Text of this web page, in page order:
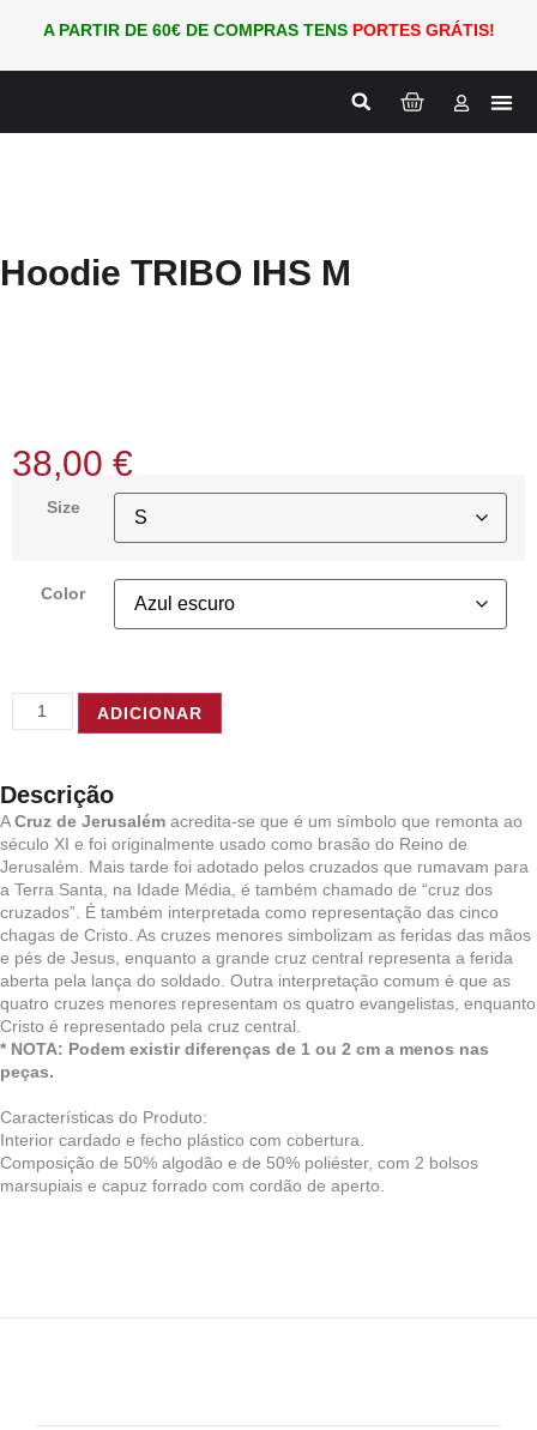
A PARTIR DE 60€ DE COMPRAS TENS PORTES GRÁTIS!
Hoodie TRIBO IHS M
38,00 €
Size
Color
ADICIONAR
Descrição
ACruz de Jerusalém acredita-se que é um símbolo que remonta ao
século XI e foi originalmente usado como brasão do Reino de
Jerusalém. Mais tarde foi adotado pelos cruzados que rumavam para
a Terra Santa, na Idade Média, é também chamado de “cruz dos
cruzados”. É também interpretada como representação das cinco
chagas de Cristo. As cruzes menores simbolizam as feridas das mãos
e pés de Jesus, enquanto a grande cruz central representa a ferida
aberta pela lança do soldado. Outra interpretação comum é que as
quatro cruzes menores representam os quatro evangelistas, enquanto
Cristo é representado pela cruz central.
* NOTA: Podem existir diferenças de 1 ou 2 cm a menos nas
peças.
Características do Produto:
Interior cardado e fecho plástico com cobertura.
Composição de 50% algodão e de 50% poliéster, com 2 bolsos
marsupiais e capuz forrado com cordão de aperto.